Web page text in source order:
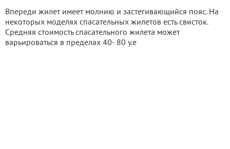
Впереди жилет имеет молнию и застегивающийся пояс. На
некоторых моделях спасательных жилетов есть свисток.
Средняя стоимость спасательного жилета может
варьироваться в пределах 40- 80 у.е